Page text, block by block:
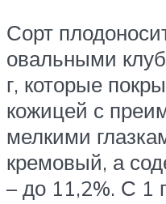
Сорт
овальными
г, которые
кожицей с
мелкими
кремовый, а
– до 11,2%. С 1